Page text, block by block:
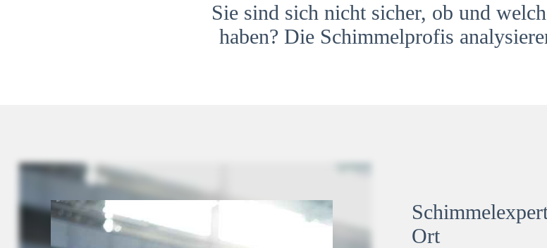
Sie sind sich nicht sicher, ob und
haben? Die Schimmelprofis
Ort